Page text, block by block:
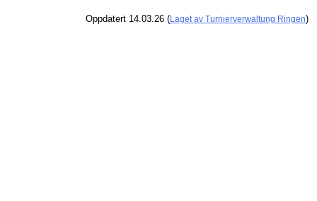
Oppdatert 14.03.26 (Laget av Turnierverwaltung Ringen)